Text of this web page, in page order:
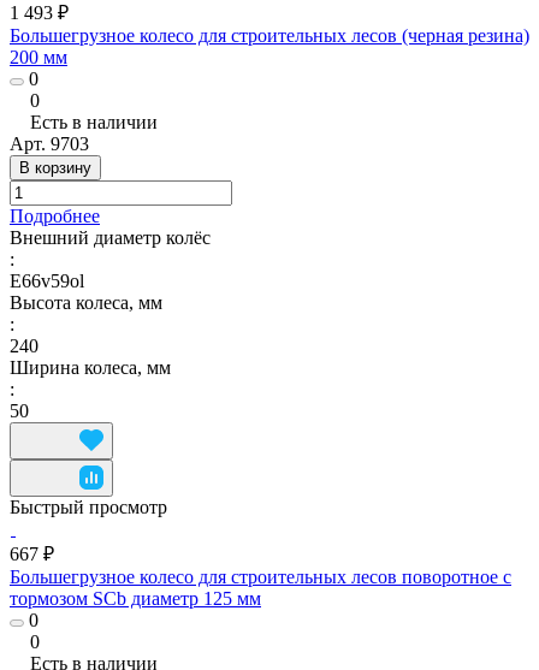
1 493 ₽
Большегрузное колесо для строительных лесов (черная резина)
200 мм
0
0
Есть в наличии
Арт. 9703
В корзину
Подробнее
Внешний диаметр колёс
:
E66v59ol
Высота колеса, мм
:
240
Ширина колеса, мм
:
50
Быстрый просмотр
667 ₽
Большегрузное колесо для строительных лесов поворотное с
тормозом SCb диаметр 125 мм
0
0
Есть в наличии